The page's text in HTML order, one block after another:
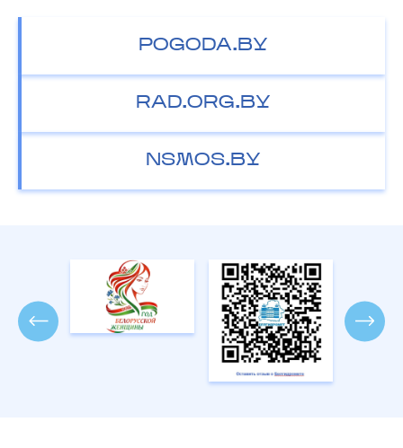
POGODA.BY
RAD.ORG.BY
NSMOS.BY